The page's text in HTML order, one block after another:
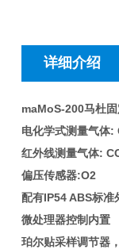
详细介绍
maMoS-200马杜
电化学式测量气体:
红外线测量气体:
偏压传感器:O2
配有IP54 ABS标准
微处理器控制内置
珀尔贴采样调节器